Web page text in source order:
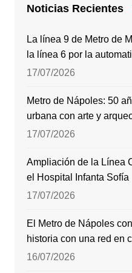
Noticias Recientes
La línea 9 de Metro de
la línea 6 por la
17/07/2026
Metro de Nápoles: 50
urbana con arte y
17/07/2026
Ampliación de la Línea
el Hospital Infanta Sofía
17/07/2026
El Metro de Nápoles
historia con una red en
16/07/2026